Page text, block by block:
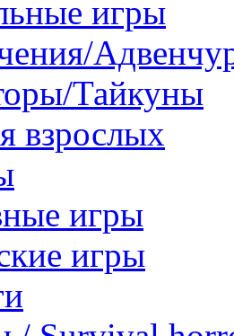
игры
Тайкуны
взрослых
игры
игры